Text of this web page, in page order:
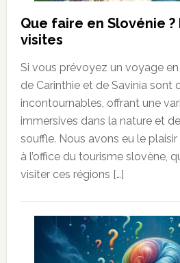
Que faire en Slovénie
visites
Si vous prévoyez un voyage
de Carinthie et de Savinia sont
incontournables, offrant une
immersives dans la nature et
souffle. Nous avons eu le
à l’office du tourisme slovène,
visiter ces régions […]